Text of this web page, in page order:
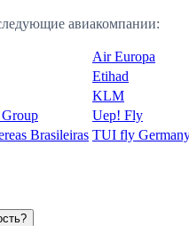
авиакомпании:
Air Europa
Etihad
KLM
Uep! Fly
Brasileiras TUI fly